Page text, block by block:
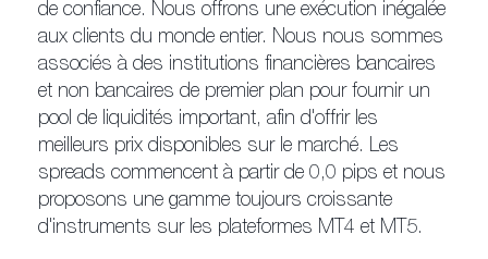
de confiance. Nous offrons une exécution inégalée
aux clients du monde entier. Nous nous sommes
associés à des institutions financières bancaires
et non bancaires de premier plan pour fournir un
pool de liquidités important, afin d'offrir les
meilleurs prix disponibles sur le marché. Les
spreads commencent à partir de 0,0 pips et nous
proposons une gamme toujours croissante
d'instruments sur les plateformes MT4 et MT5.